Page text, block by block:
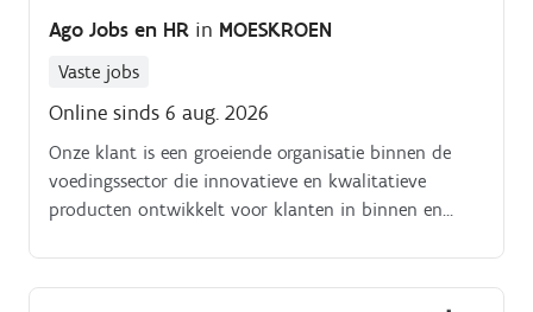
Interesse in deze verantwoordelijkheid? Solliciteer
snel!
Ago Jobs en HR in MOESKROEN
Vaste jobs
Online sinds 6 aug. 2026
Onze klant is een groeiende organisatie binnen de
voedingssector die innovatieve en kwalitatieve
producten ontwikkelt voor klanten in binnen en
elke dag aan betrouwbare producten en langdurige